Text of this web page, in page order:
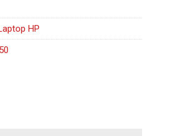
HP